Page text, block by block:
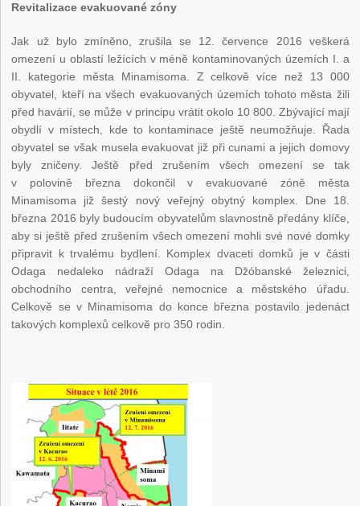
Revitalizace evakuované zóny
Jak už bylo zmíněno, zrušila se 12. července 2016 veškerá
omezení u oblastí ležících v méně kontaminovaných územích I. a
II. kategorie města Minamisoma. Z celkově více než 13 000
obyvatel, kteří na všech evakuovaných územích tohoto města žili
před havárií, se může v principu vrátit okolo 10 800. Zbývající mají
obydlí v místech, kde to kontaminace ještě neumožňuje. Řada
obyvatel se však musela evakuovat již při cunami a jejich domovy
byly zničeny. Ještě před zrušením všech omezení se tak
v polovině března dokončil v evakuované zóně města
Minamisoma již šestý nový veřejný obytný komplex. Dne 18.
března 2016 byly budoucím obyvatelům slavnostně předány klíče,
aby si ještě před zrušením všech omezení mohli své nové domky
připravit k trvalému bydlení. Komplex dvaceti domků je v části
Odaga nedaleko nádraží Odaga na Džóbanské železnici,
obchodního centra, veřejné nemocnice a městského úřadu.
Celkově se v Minamisoma do konce března postavilo jedenáct
takových komplexů celkově pro 350 rodin.